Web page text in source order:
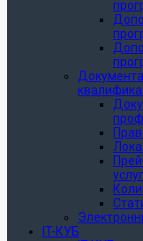
услуг
IT-КУБ